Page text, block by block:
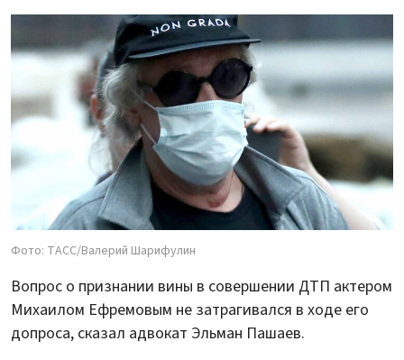
Фото: ТАСС/Валерий Шарифулин
Вопрос о признании вины в совершении ДТП актером
Михаилом Ефремовым не затрагивался в ходе его
допроса, сказал адвокат Эльман Пашаев.